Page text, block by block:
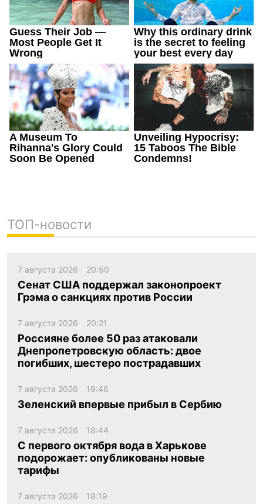
ТОП-новости
7 августа 2026 20:50
Сенат США поддержал законопроект
Грэма о санкциях против России
7 августа 2026 20:21
Россияне более 50 раз атаковали
Днепропетровскую область: двое
погибших, шестеро пострадавших
7 августа 2026 19:46
Зеленский впервые прибыл в Сербию
7 августа 2026 18:44
С первого октября вода в Харькове
подорожает: опубликованы новые
тарифы
7 августа 2026 18:19